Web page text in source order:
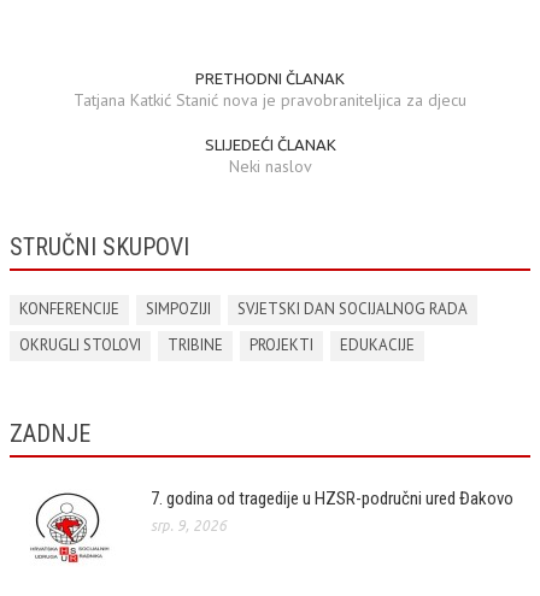
PRETHODNI ČLANAK
Tatjana Katkić Stanić nova je pravobraniteljica za djecu
SLIJEDEĆI ČLANAK
Neki naslov
STRUČNI SKUPOVI
KONFERENCIJE SIMPOZIJI
SVJETSKI DAN SOCIJALNOG RADA
OKRUGLI STOLOVI
TRIBINE PROJEKTI EDUKACIJE
ZADNJE
7. godina od tragedije u HZSR-područni ured Đakovo
srp. 9, 2026